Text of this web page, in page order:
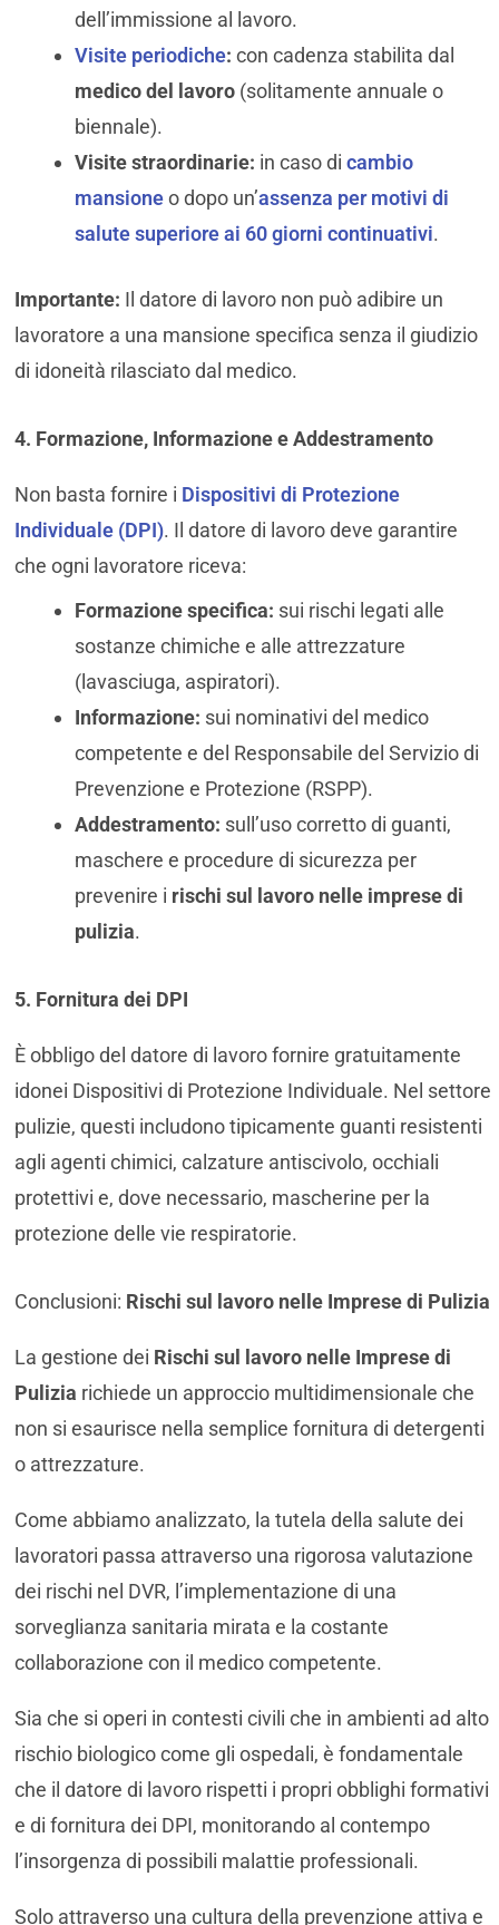
dell’immissione al lavoro.
Visite periodiche: con cadenza stabilita dal
medico del lavoro (solitamente annuale o
biennale).
Visite straordinarie: in caso di cambio
mansioneo dopo un’assenza per motivi di
salute superiore ai 60 giorni continuativi.
Importante: Il datore di lavoro non può adibire un
lavoratore a una mansione specifica senza il giudizio
di idoneità rilasciato dal medico.
4. Formazione, Informazione e Addestramento
Non basta fornire i Dispositivi di Protezione
Individuale (DPI). Il datore di lavoro deve garantire
che ogni lavoratore riceva:
Formazione specifica: sui rischi legati alle
sostanze chimiche e alle attrezzature
(lavasciuga, aspiratori).
Informazione: sui nominativi del medico
competente e del Responsabile del Servizio di
Prevenzione e Protezione (RSPP).
Addestramento: sull’uso corretto di guanti,
maschere e procedure di sicurezza per
prevenire i rischi sul lavoro nelle imprese di
pulizia.
5. Fornitura dei DPI
È obbligo del datore di lavoro fornire gratuitamente
idonei Dispositivi di Protezione Individuale. Nel settore
pulizie, questi includono tipicamente guanti resistenti
agli agenti chimici, calzature antiscivolo, occhiali
protettivi e, dove necessario, mascherine per la
protezione delle vie respiratorie.
Conclusioni: Rischi sul lavoro nelle Imprese di Pulizia
La gestione dei Rischi sul lavoro nelle Imprese di
Pulizia richiede un approccio multidimensionale che
non si esaurisce nella semplice fornitura di detergenti
o attrezzature.
Come abbiamo analizzato, la tutela della salute dei
lavoratori passa attraverso una rigorosa valutazione
dei rischi nel DVR, l’implementazione di una
sorveglianza sanitaria mirata e la costante
collaborazione con il medico competente.
Sia che si operi in contesti civili che in ambienti ad alto
rischio biologico come gli ospedali, è fondamentale
che il datore di lavoro rispetti i propri obblighi formativi
e di fornitura dei DPI, monitorando al contempo
l’insorgenza di possibili malattie professionali.
Solo attraverso una cultura della prevenzione attiva e